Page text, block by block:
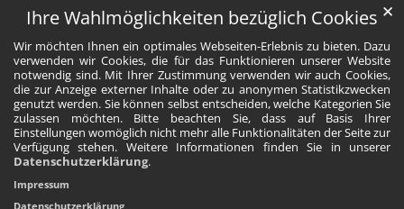
Ihre Wahlmöglichkeiten bezüglich Cookies
Wir möchten Ihnen ein optimales Webseiten-Erlebnis zu bieten. Dazu
verwenden wir Cookies, die für das Funktionieren unserer Website
notwendig sind. Mit Ihrer Zustimmung verwenden wir auch Cookies,
die zur Anzeige externer Inhalte oder zu anonymen Statistikzwecken
genutzt werden. Sie können selbst entscheiden, welche Kategorien Sie
zulassen möchten. Bitte beachten Sie, dass auf Basis Ihrer
Einstellungen womöglich nicht mehr alle Funktionalitäten der Seite zur
Verfügung stehen. Weitere Informationen finden Sie in unserer
Datenschutzerklärung.
✕
Impressum
Datenschutzerklärung